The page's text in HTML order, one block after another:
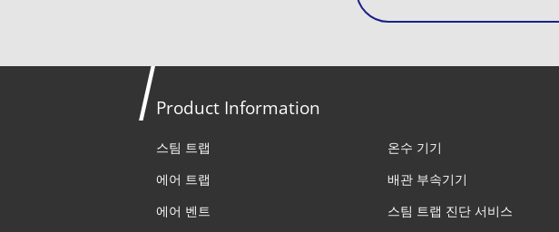
Product Information
스팀 트랩
에어 트랩
에어 벤트
온수 기기
배관 부속기기
스팀 트랩 진단 서비스